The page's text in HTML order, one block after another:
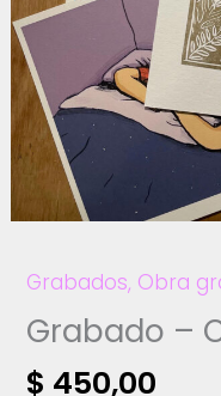
Grabados, Obra
Grabado –
$ 450,00